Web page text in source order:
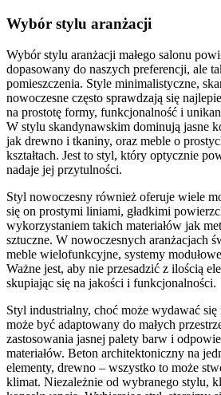
Wybór stylu aranżacji
Wybór stylu aranżacji małego salonu
dopasowany do naszych preferencji, ale
pomieszczenia. Style minimalistyczne,
nowoczesne często sprawdzają się
na prostotę formy, funkcjonalność i
W stylu skandynawskim dominują jasne
jak drewno i tkaniny, oraz meble o
kształtach. Jest to styl, który optycznie
nadaje jej przytulności.
Styl nowoczesny również oferuje wiele
się on prostymi liniami, gładkimi
wykorzystaniem takich materiałów jak
sztuczne. W nowoczesnych aranżacjach
meble wielofunkcyjne, systemy
Ważne jest, aby nie przesadzić z ilością
skupiając się na jakości i funkcjonalności.
Styl industrialny, choć może wydawać
może być adaptowany do małych
zastosowania jasnej palety barw i
materiałów. Beton architektoniczny na
elementy, drewno – wszystko to może
klimat. Niezależnie od wybranego stylu,